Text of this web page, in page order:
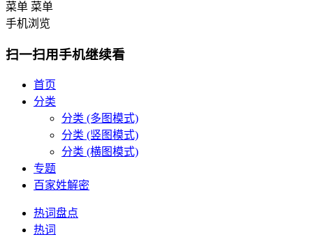
菜单 菜单
手机浏览
扫一扫用手机继续看
首页
分类
分类 (多图模式)
分类 (竖图模式)
分类 (横图模式)
专题
百家姓解密
热词盘点
热词